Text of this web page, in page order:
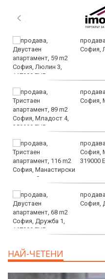
София,
София,
София,
319000
София,
НАЙ-ЧЕТЕНИ